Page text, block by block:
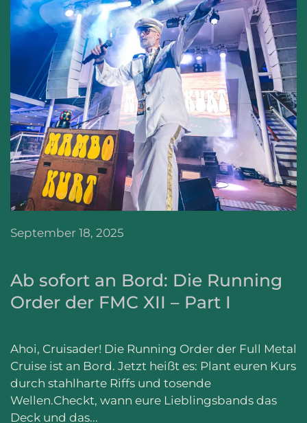
September 18, 2025
Ab sofort an Bord: Die Running
Order der FMC XII – Part I
Ahoi, Cruisader! Die Running Order der Full Metal
Cruise ist an Bord. Jetzt heißt es: Plant euren Kurs
durch stahlharte Riffs und tosende
Wellen.Checkt, wann eure Lieblingsbands das
Deck und das...